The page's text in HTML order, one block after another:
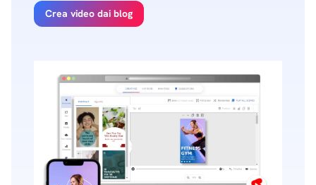
Crea video dai blog